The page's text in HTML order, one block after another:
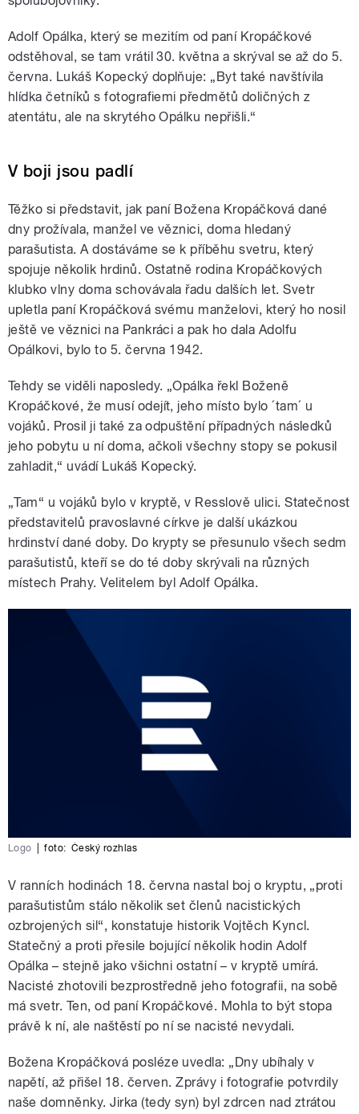
Adolf Opálka, který se mezitím od paní Kropáčkové
odstěhoval, se tam vrátil 30. května a skrýval se až do 5.
června. Lukáš Kopecký doplňuje: „Byt také navštívila
hlídka četníků s fotografiemi předmětů doličných z
atentátu, ale na skrytého Opálku nepřišli.“
V boji jsou padlí
Těžko si představit, jak paní Božena Kropáčková dané
dny prožívala, manžel ve věznici, doma hledaný
parašutista. A dostáváme se k příběhu svetru, který
spojuje několik hrdinů. Ostatně rodina Kropáčkových
klubko vlny doma schovávala řadu dalších let. Svetr
upletla paní Kropáčková svému manželovi, který ho nosil
ještě ve věznici na Pankráci a pak ho dala Adolfu
Opálkovi, bylo to 5. června 1942.
Tehdy se viděli naposledy. „Opálka řekl Boženě
Kropáčkové, že musí odejít, jeho místo bylo ´tam´ u
vojáků. Prosil ji také za odpuštění případných následků
jeho pobytu u ní doma, ačkoli všechny stopy se pokusil
zahladit,“ uvádí Lukáš Kopecký.
„Tam“ u vojáků bylo v kryptě, v Resslově ulici. Statečnost
představitelů pravoslavné církve je další ukázkou
hrdinství dané doby. Do krypty se přesunulo všech sedm
parašutistů, kteří se do té doby skrývali na různých
místech Prahy. Velitelem byl Adolf Opálka.
Logo foto: Český rozhlas
V ranních hodinách 18. června nastal boj o kryptu, „proti
parašutistům stálo několik set členů nacistických
ozbrojených sil“, konstatuje historik Vojtěch Kyncl.
Statečný a proti přesile bojující několik hodin Adolf
Opálka – stejně jako všichni ostatní – v kryptě umírá.
Nacisté zhotovili bezprostředně jeho fotografii, na sobě
má svetr. Ten, od paní Kropáčkové. Mohla to být stopa
právě k ní, ale naštěstí po ní se nacisté nevydali.
Božena Kropáčková posléze uvedla: „Dny ubíhaly v
napětí, až přišel 18. červen. Zprávy i fotografie potvrdily
naše domněnky. Jirka (tedy syn) byl zdrcen nad ztrátou